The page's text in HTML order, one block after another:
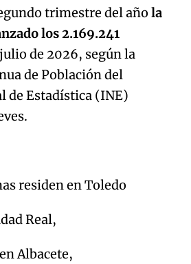
trimestre del año la
los 2.169.241
julio de 2026, según la
de Población del
de Estadística (INE)
residen en Toledo
Real,
Albacete,